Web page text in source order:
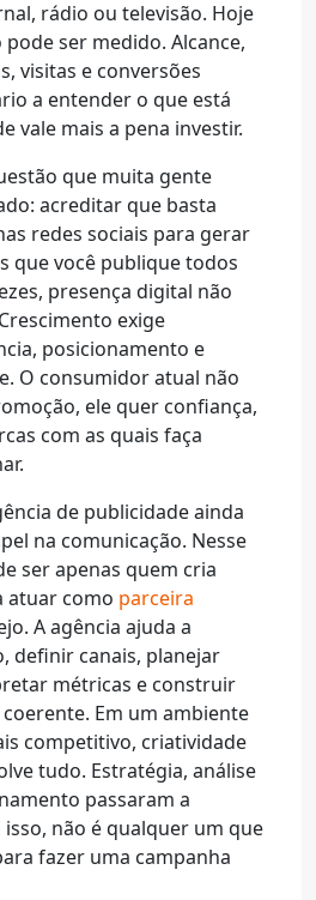
rádio ou televisão. Hoje
ser medido. Alcance,
visitas e conversões
a entender o que está
vale mais a pena investir.
que muita gente
acreditar que basta
redes sociais para gerar
que você publique todos
presença digital não
exige
posicionamento e
O consumidor atual não
ele quer confiança,
com as quais faça
de publicidade ainda
na comunicação. Nesse
ser apenas quem cria
atuar como parceira
A agência ajuda a
definir canais, planejar
métricas e construir
Em um ambiente
competitivo, criatividade
tudo. Estratégia, análise
passaram a
não é qualquer um que
fazer uma campanha